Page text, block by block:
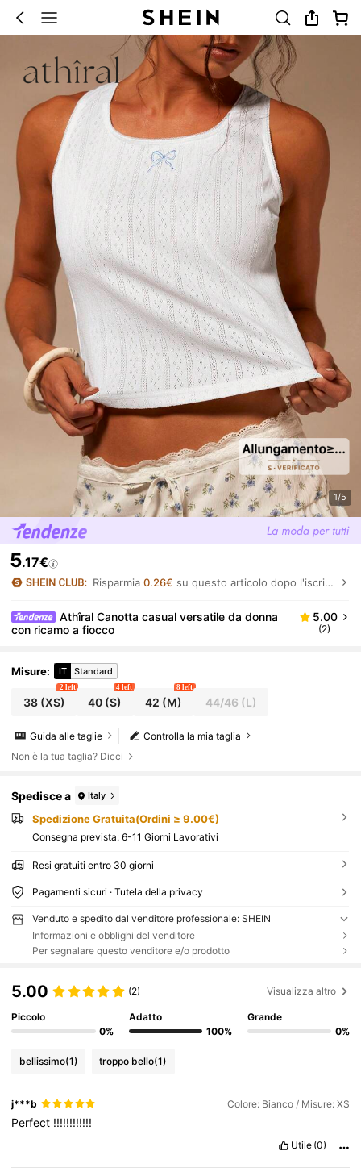
1/5
5.17€
Risparmia0.26€ su questo articolo dopo l'iscrizione.
Athîral Canotta casual versatile da donna
con ricamo a fiocco
5.00
(2)
Misure: IT Standard
38(XS)
2 left
40 (S)
4 left
42 (M)
8 left
44/46 (L)
Controlla la mia taglia
Guida alle taglie
Non è la tua taglia? Dicci
Spedisce a Italy
Spedizione Gratuita(Ordini ≥ 9.00€)
Consegna prevista: 6-11 Giorni Lavorativi
Resi gratuiti entro 30 giorni
Pagamenti sicuri · Tutela della privacy
Venduto e spedito dal venditore professionale: SHEIN
Informazioni e obblighi del venditore
Per segnalare questo venditore e/o prodotto
5.00 (2) Visualizza altro
Piccolo
0%
Adatto
100%
Grande
0%
bellissimo(1) troppo bello(1)
j***b Colore: Bianco / Misure: XS
Perfect !!!!!!!!!!!!
Utile (0)